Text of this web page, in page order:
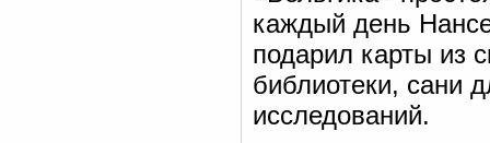
каждый день
подарил карты из
библиотеки, сани
исследований.